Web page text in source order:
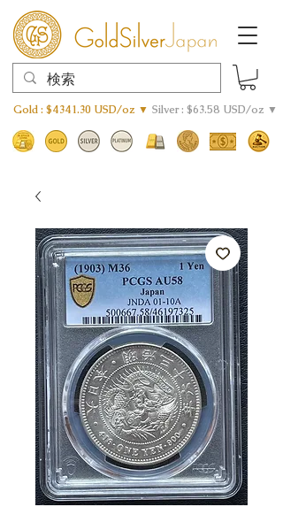
Gold : $4341.30 USD/oz ▼ Silver : $63.58 USD/oz ▼